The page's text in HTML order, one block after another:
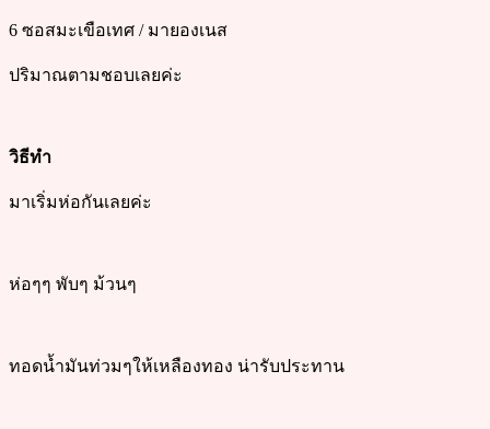
6 ซอสมะเขือเทศ / มายองเนส
ปริมาณตามชอบเลยค่ะ
วิธีทำ
มาเริ่มห่อกันเลยค่ะ
ห่อๆๆ พับๆ ม้วนๆ
ทอดน้ำมันท่วมๆให้เหลืองทอง น่ารับประทาน